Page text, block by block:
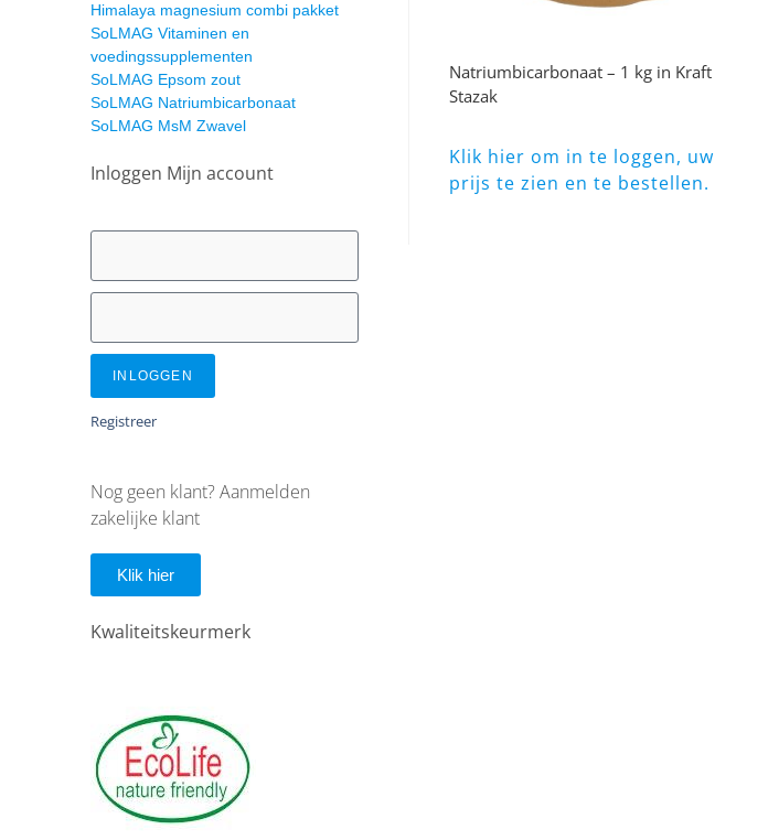
Natriumbicarbonaat – 1 kg in Kraft
Stazak
Klik hier om in te loggen, uw
prijs te zien en te bestellen.
Himalaya magnesium combi pakket
SoLMAG Vitaminen en
voedingssupplementen
SoLMAG Epsom zout
SoLMAG Natriumbicarbonaat
SoLMAG MsM Zwavel
Inloggen Mijn account
INLOGGEN
Registreer
Nog geen klant? Aanmelden
zakelijke klant
Klik hier
Kwaliteitskeurmerk